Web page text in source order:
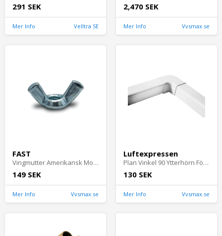
291 SEK
Mer Info Velltra SE
2,470 SEK
Mer Info Vvsmax.se
FAST
Vingmutter Amerikansk Modell M8 FZB 50st Fast 277558
149 SEK
Mer Info Vvsmax.se
Luftexpressen
Plan Vinkel 90 Ytterhörn För LX Kanal Vit Luftexpressen
130 SEK
Mer Info Vvsmax.se